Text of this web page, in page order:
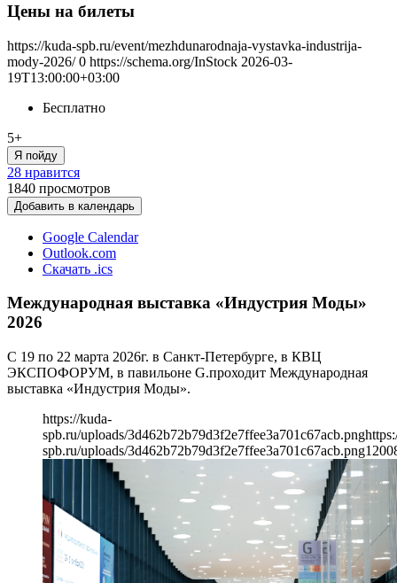
Цены на билеты
https://kuda-spb.ru/event/mezhdunarodnaja-vystavka-industrija-
mody-2026/ 0 https://schema.org/InStock 2026-03-
19T13:00:00+03:00
Бесплатно
5+
Я пойду
28 нравится
1840 просмотров
Добавить в календарь
Google Calendar
Outlook.com
Скачать .ics
Международная выставка «Индустрия Моды»
2026
С 19 по 22 марта 2026г. в Санкт-Петербурге, в КВЦ
ЭКСПОФОРУМ, в павильоне G.проходит Международная
выставка «Индустрия Моды».
https://kuda-
spb.ru/uploads/3d462b72b79d3f2e7ffee3a701c67acb.png
spb.ru/uploads/3d462b72b79d3f2e7ffee3a701c67acb.png1200